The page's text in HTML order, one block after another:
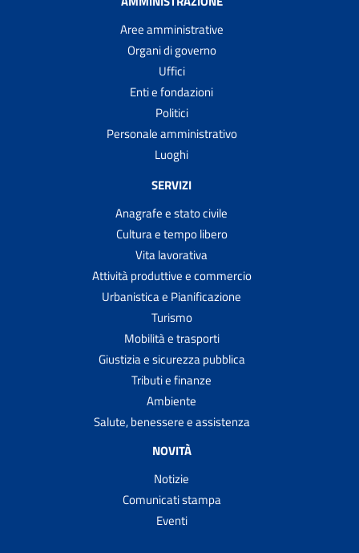
Aree amministrative
Organi di governo
Uffici
Enti e fondazioni
Politici
Personale amministrativo
Luoghi
SERVIZI
Anagrafe e stato civile
Cultura e tempo libero
Vita lavorativa
Attività produttive e commercio
Urbanistica e Pianificazione
Turismo
Mobilità e trasporti
Giustizia e sicurezza pubblica
Tributi e finanze
Ambiente
Salute, benessere e assistenza
NOVITÀ
Notizie
Comunicati stampa
Eventi